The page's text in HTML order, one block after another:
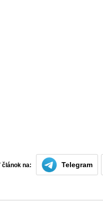
článok na: Telegram